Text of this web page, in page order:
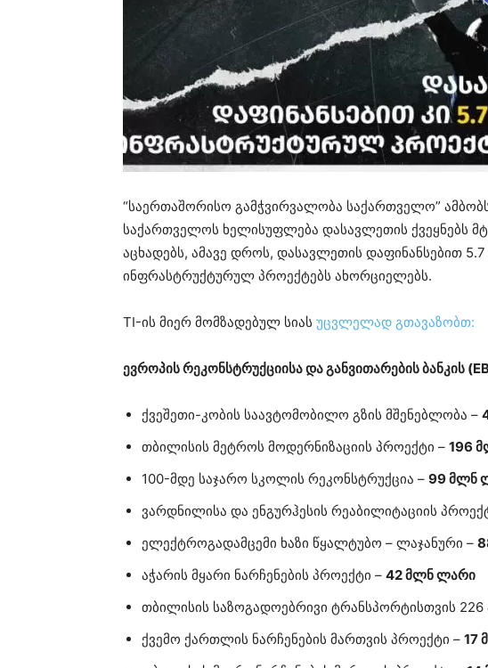
“საერთაშორისო გამჭვირვალობა საქართველო”
საქართველოს ხელისუფლება დასავლეთის ქვეყნებს
აცხადებს, ამავე დროს, დასავლეთის დაფინანსებით
ინფრასტრუქტურულ პროექტებს ახორციელებს.
TI-ის მიერ მომზადებულ სიას უცვლელად გთავაზობთ:
ევროპის რეკონსტრუქციისა და განვითარების ბანკის
ქვეშეთი-კობის საავტომობილო გზის მშენებლობა –
თბილისის მეტროს მოდერნიზაციის პროექტი – 196
100-მდე საჯარო სკოლის რეკონსტრუქცია – 99 მლნ
ვარდნილისა და ენგურჰესის რეაბილიტაციის
ელექტროგადამცემი ხაზი წყალტუბო – ლაჯანური –
აჭარის მყარი ნარჩენების პროექტი – 42 მლნ ლარი
თბილისის საზოგადოებრივი ტრანსპორტისთვის 226
ქვემო ქართლის ნარჩენების მართვის პროექტი – 17